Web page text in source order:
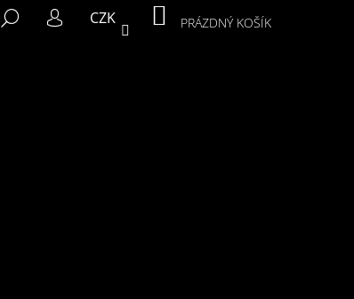
HLEDAT
PŘIHLÁŠENÍ
CZK NÁKUPNÍ
KOŠÍK
PRÁZDNÝ KOŠÍK